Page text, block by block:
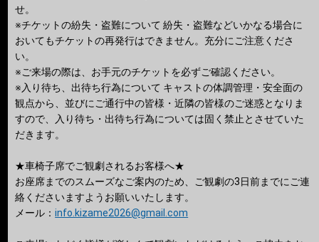
せ。
※チケットの紛失・盗難について 紛失・盗難などいかなる場合に
おいてもチケットの再発行はできません。充分にご注意くださ
い。
※ご来場の際は、お手元のチケットを必ずご確認ください。
※入り待ち、出待ち行為について キャストの体調管理・安全⾯の
観点から、並びにご通行中の皆様・近隣の皆様のご迷惑となりま
すので、入り待ち・出待ち行為については固く禁止とさせていた
だきます。
★車椅子席でご観劇されるお客様へ★
お座席までのスムーズなご案内のため、ご観劇の3日前までにご連
絡くださいますようお願いいたします。
メール：info.kizame2026@gmail.com